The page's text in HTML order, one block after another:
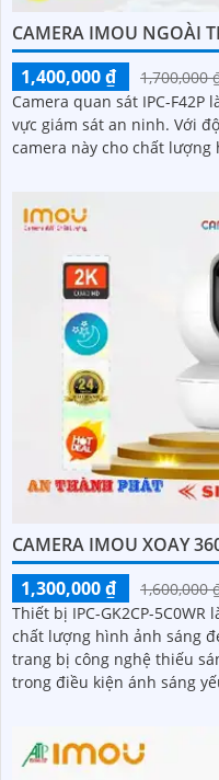
CAMERA IMOU NGOÀI
1,400,000 ₫
1,700,000
Camera quan sát IPC-
vực giám sát an ninh. Với độ phân giải cao 2.0 Megapixel,
camera này cho chất
CAMERA IMOU XOAY
1,300,000 ₫
1,600,000
Thiết bị IPC-GK2CP-
chất lượng hình ảnh sáng đẹp
trang bị công nghệ thiếu
trong điều kiện ánh sáng